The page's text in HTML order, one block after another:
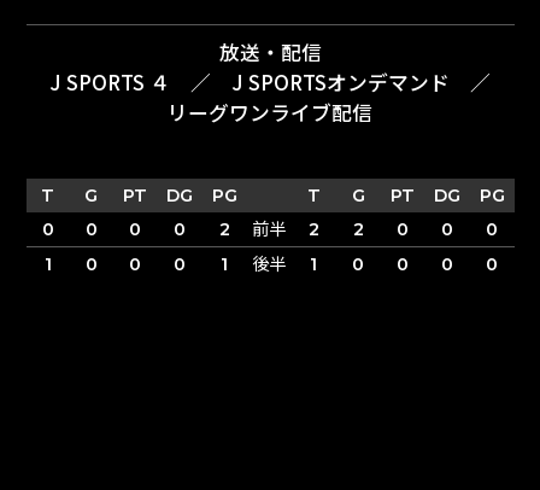
放送・配信
J SPORTS ４
／ J SPORTSオンデマンド
／
リーグワンライブ配信
T G PT DG PG T G PT DG
PG
0
0 0 0 2 前半 2 2 0 0
0
1
0 0 0 1 後半 1 0 0 0 0